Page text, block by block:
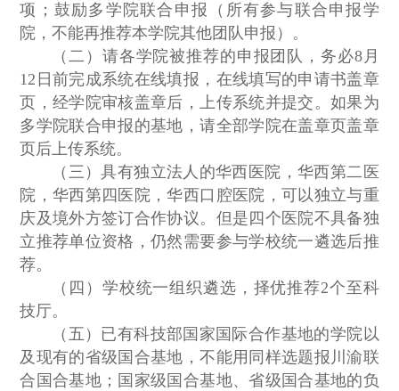
项；鼓励多学院联合申报（所有参与联合申报学
院，不能再推荐本学院其他团队申报）。
（二）请各学院被推荐的申报团队，务必8月
12日前完成系统在线填报，在线填写的申请书盖章
页，经学院审核盖章后，上传系统并提交。如果为
多学院联合申报的基地，请全部学院在盖章页盖章
页后上传系统。
（三）具有独立法人的华西医院，华西第二医
院，华西第四医院，华西口腔医院，可以独立与重
庆及境外方签订合作协议。但是四个医院不具备独
立推荐单位资格，仍然需要参与学校统一遴选后推
荐。
（四）学校统一组织遴选，择优推荐2个至科
技厅。
（五）已有科技部国家国际合作基地的学院以
及现有的省级国合基地，不能用同样选题报川渝联
合国合基地；国家级国合基地、省级国合基地的负